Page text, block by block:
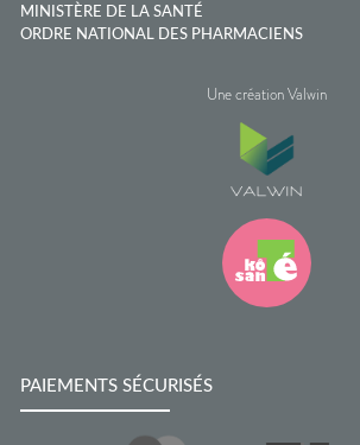
MINISTÈRE DE LA SANTÉ
ORDRE NATIONAL DES PHARMACIENS
Une création Valwin
PAIEMENTS SÉCURISÉS